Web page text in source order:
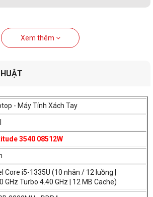
Xem thêm
- Máy Tính Xách Tay
3540 08512W
Core i5-1335U (10 nhân / 12 luồng |
GHz Turbo 4.40 GHz | 12 MB Cache)